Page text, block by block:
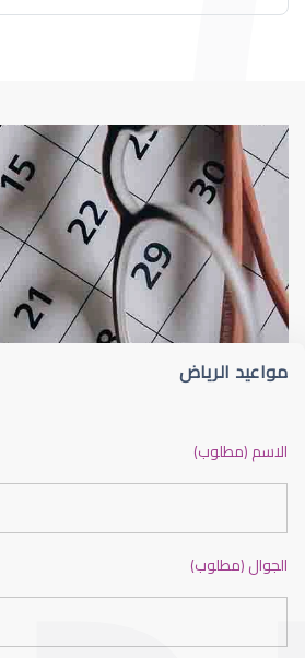
د إيثار عبدالعزيز سلامةطبيب عيون
طبيب عيون شمال الرياض
مواعيد الرياض
الاسم (مطلوب)
الجوال (مطلوب)